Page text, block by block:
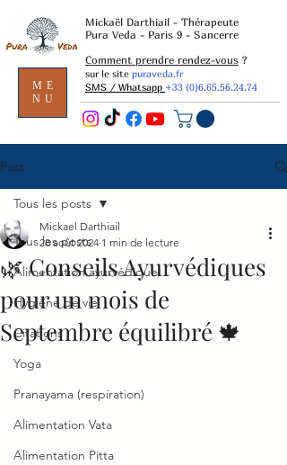
ME
NU
Mickaël Darthiail - Thérapeute
Pura Veda - Paris 9 - Sancerre
Comment prendre rendez-vous ?
sur le site puraveda.fr
SMS / Whatsapp +33 (0)6.65.56.24.74
Post
Tous les posts
Alimentation ayurvédique
Hygiène de vie
Citations
Yoga
Pranayama (respiration)
Alimentation Vata
Alimentation Pitta
Tous les posts
🌿 Conseils Ayurvédiques
pour un mois de
Septembre équilibré 🍁
Mickael Darthiail
28 août 2024 1 min de lecture